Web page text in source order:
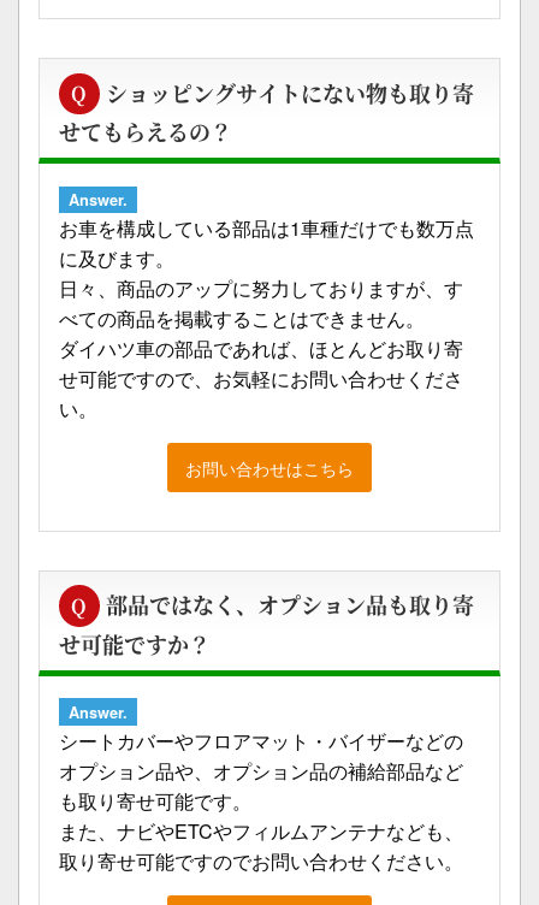
Q ショッピングサイトにない物も取り寄
せてもらえるの？
Answer.
お車を構成している部品は1車種だけでも数万点
に及びます。
日々、商品のアップに努力しておりますが、す
べての商品を掲載することはできません。
ダイハツ車の部品であれば、ほとんどお取り寄
せ可能ですので、お気軽にお問い合わせくださ
い。
お問い合わせはこちら
Q 部品ではなく、オプション品も取り寄
せ可能ですか？
Answer.
シートカバーやフロアマット・バイザーなどの
オプション品や、オプション品の補給部品など
も取り寄せ可能です。
また、ナビやETCやフィルムアンテナなども、
取り寄せ可能ですのでお問い合わせください。